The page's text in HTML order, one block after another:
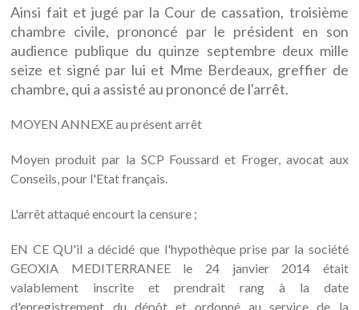
Ainsi fait et jugé par la Cour de cassation, troisième
chambre civile, prononcé par le président en son
audience publique du quinze septembre deux mille
seize et signé par lui et Mme Berdeaux, greffier de
chambre, qui a assisté au prononcé de l'arrêt.
MOYEN ANNEXE au présent arrêt
Moyen produit par la SCP Foussard et Froger, avocat aux
Conseils, pour l'Etat français.
L'arrêt attaqué encourt la censure ;
EN CE QU'il a décidé que l'hypothèque prise par la société
GEOXIA MEDITERRANEE le 24 janvier 2014 était
valablement inscrite et prendrait rang à la date
d'enregistrement du dépôt et ordonné au service de la